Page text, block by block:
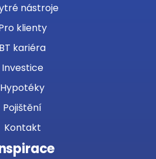
nástroje
klienty
BT kariéra
Investice
Hypotéky
Pojištění
Kontakt